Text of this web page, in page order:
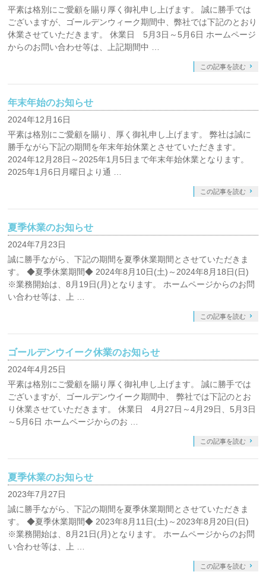
平素は格別にご愛顧を賜り厚く御礼申し上げます。 誠に勝手では
ございますが、ゴールデンウィーク期間中、弊社では下記のとおり
休業させていただきます。 休業日 5月3日～5月6日 ホームページ
からのお問い合わせ等は、上記期間中 …
この記事を読む
年末年始のお知らせ
2024年12月16日
平素は格別にご愛顧を賜り、厚く御礼申し上げます。 弊社は誠に
勝手ながら下記の期間を年末年始休業とさせていただきます。
2024年12月28日～2025年1月5日まで年末年始休業となります。
2025年1月6日月曜日より通 …
この記事を読む
夏季休業のお知らせ
2024年7月23日
誠に勝手ながら、下記の期間を夏季休業期間とさせていただきま
す。 ◆夏季休業期間◆ 2024年8月10日(土)～2024年8月18日(日)
※業務開始は、8月19日(月)となります。 ホームページからのお問
い合わせ等は、上 …
この記事を読む
ゴールデンウイーク休業のお知らせ
2024年4月25日
平素は格別にご愛顧を賜り厚く御礼申し上げます。 誠に勝手では
ございますが、ゴールデンウイーク期間中、 弊社では下記のとお
り休業させていただきます。 休業日 4月27日～4月29日、5月3日
～5月6日 ホームページからのお …
この記事を読む
夏季休業のお知らせ
2023年7月27日
誠に勝手ながら、下記の期間を夏季休業期間とさせていただきま
す。 ◆夏季休業期間◆ 2023年8月11日(土)～2023年8月20日(日)
※業務開始は、8月21日(月)となります。 ホームページからのお問
い合わせ等は、上 …
この記事を読む